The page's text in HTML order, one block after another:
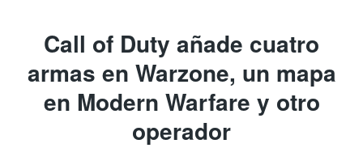
Call of Duty añade cuatro
armas en Warzone, un mapa
en Modern Warfare y otro
operador